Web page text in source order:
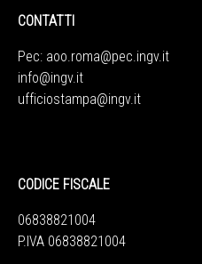
CONTATTI
Pec: aoo.roma@pec.ingv.it
info@ingv.it
ufficiostampa@ingv.it
CODICE FISCALE
06838821004
P.IVA 06838821004